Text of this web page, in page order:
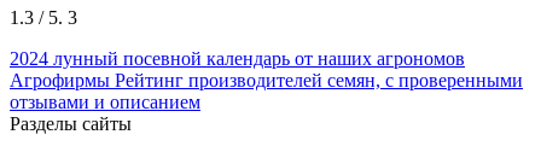
1.3 / 5. 3
2024 лунный посевной календарь от наших агрономов
Агрофирмы Рейтинг производителей семян, с проверенными
отзывами и описанием
Разделы сайты